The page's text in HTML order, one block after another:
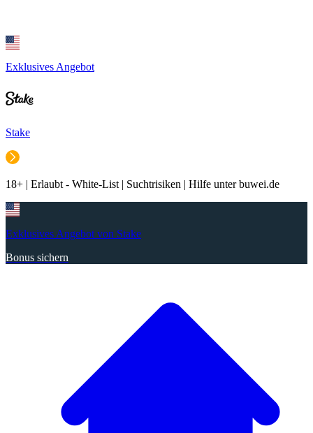
Exklusives Angebot
Stake
18+ | Erlaubt - White-List | Suchtrisiken | Hilfe unter buwei.de
Exklusives Angebot von Stake
Bonus sichern